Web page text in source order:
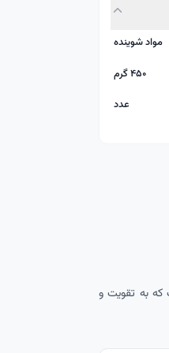
مواد شوینده
۴۵۰ گرم
عدد
که به تقویت و